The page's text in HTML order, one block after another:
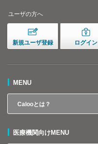
ユーザの方へ
新規ユーザ登録 ログイン
MENU
Calooとは？
医療機関向けMENU